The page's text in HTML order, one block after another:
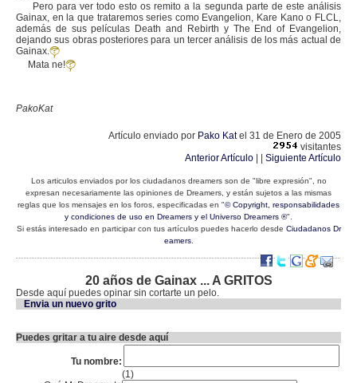
Pero para ver todo esto os remito a la segunda parte de este análisis
Gainax, en la que trataremos series como Evangelion, Kare Kano o FLCL,
además de sus películas Death and Rebirth y The End of Evangelion,
dejando sus obras posteriores para un tercer análisis de los más actual de
Gainax.
Mata ne!
PakoKat
Artículo enviado por Pako Katel 31 de Enero de 2005
visitantes
Anterior Artículo
Siguiente Artículo
Los articulos enviados por los ciudadanos dreamers son de "libre expresión", no
expresan necesariamente las opiniones de Dreamers, y están sujetos a las mismas
reglas que los mensajes en los foros, especificadas en "© Copyright, responsabilidades
y condiciones de uso en Dreamers y el Universo Dreamers ®".
Si estás interesado en participar con tus artículos puedes hacerlo desde Ciudadanos Dr
eamers.
20 años de Gainax ... A GRITOS
Desde aquí puedes opinar sin cortarte un pelo.
Envia un nuevo grito
Puedes gritar a tu aire desde aquí
Tu nombre:
(1)